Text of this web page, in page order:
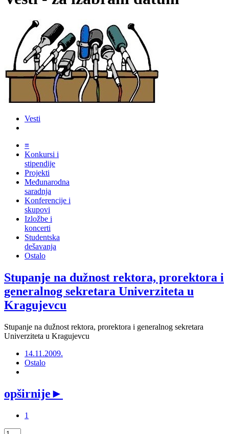
Vesti
≡
Konkursi i
stipendije
Projekti
Međunarodna
saradnja
Konferencije i
skupovi
Izložbe i
koncerti
Studentska
dešavanja
Ostalo
Stupanje na dužnost rektora, prorektora i
generalnog sekretara Univerziteta u
Kragujevcu
Stupanje na dužnost rektora, prorektora i generalnog sekretara
Univerziteta u Kragujevcu
14.11.2009.
Ostalo
opširnije►
1